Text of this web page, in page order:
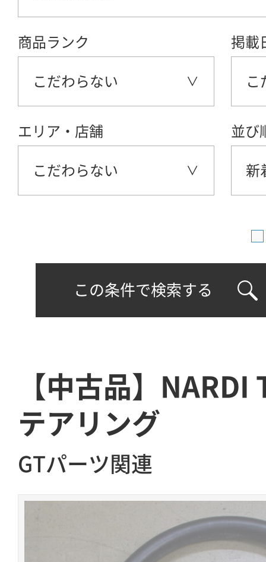
商品ランク
こだわらない
掲載
こ
エリア・店舗
こだわらない
並び
新
この条件で検索する
【中古品】
テアリング
GTパーツ関連